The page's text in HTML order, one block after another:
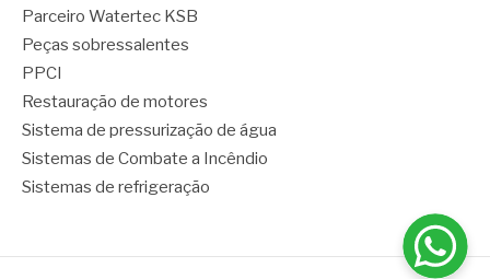
Parceiro Watertec KSB
Peças sobressalentes
PPCI
Restauração de motores
Sistema de pressurização de água
Sistemas de Combate a Incêndio
Sistemas de refrigeração